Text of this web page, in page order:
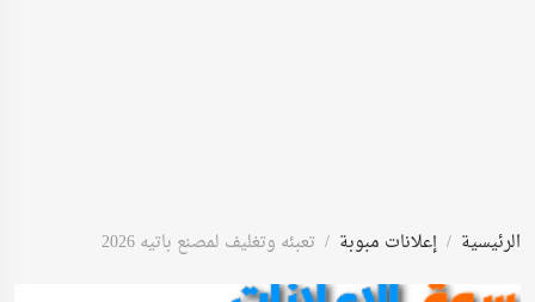
الرئيسية إعلانات مبوبة تعبئه وتغليف لمصنع باتيه 2026